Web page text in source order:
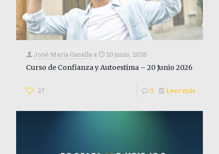
José María Gasalla a
20 junio, 2026
Curso de Confianza y Autoestima – 20 Junio 2026
27 0 Leer más